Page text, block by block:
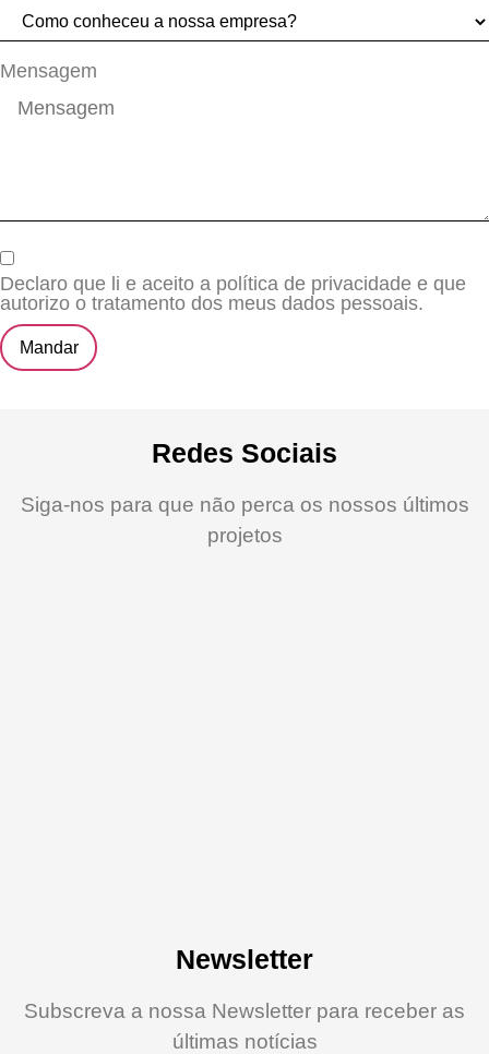
Mensagem
Declaro que li e aceito a política de privacidade e que
autorizo o tratamento dos meus dados pessoais.
Mandar
Redes Sociais
Siga-nos para que não perca os nossos últimos
projetos
Newsletter
Subscreva a nossa Newsletter para receber as
últimas notícias